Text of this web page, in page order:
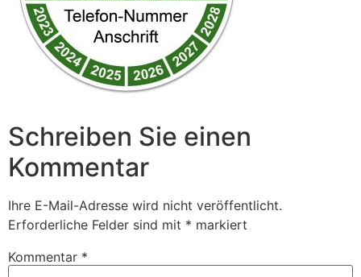
Schreiben Sie einen
Kommentar
Ihre E-Mail-Adresse wird nicht veröffentlicht.
Erforderliche Felder sind mit * markiert
Kommentar *